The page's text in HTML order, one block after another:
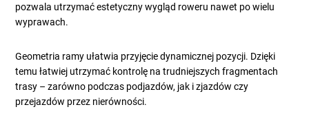
pozwala utrzymać estetyczny wygląd roweru nawet po wielu
wyprawach.
Geometria ramy ułatwia przyjęcie dynamicznej pozycji. Dzięki
temu łatwiej utrzymać kontrolę na trudniejszych fragmentach
trasy – zarówno podczas podjazdów, jak i zjazdów czy
przejazdów przez nierówności.